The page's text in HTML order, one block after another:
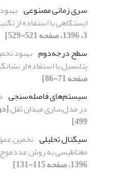
سری زمانی مصنوعی
ایستگاهی با استفاده از
3، 1396، صفحه 521-529]
سطح درجه‌دوم بهبود
پتانسیل با استفاده از
صفحه 71-86]
سیستم‌های فاصله‌سنجی
در مدل‌سازی میدان ثقل
499]
سیگنال تحلیلی تخمین
مغناطیسی به روش عددموج
1396، صفحه 115-131]